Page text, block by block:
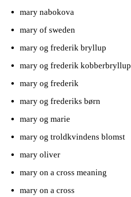
mary nabokova
mary of sweden
mary og frederik bryllup
mary og frederik kobberbryllup
mary og frederik
mary og frederiks børn
mary og marie
mary og troldkvindens blomst
mary oliver
mary on a cross meaning
mary on a cross